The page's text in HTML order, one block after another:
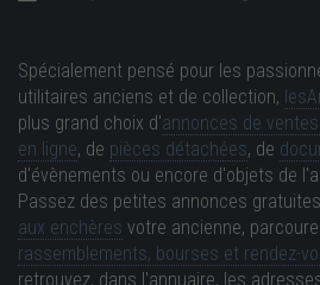
Spécialement pensé pour les
utilitaires anciens et de collection,
plus grand choix d'annonces de
en ligne, de pièces détachées, de
d'évènements ou encore d'objets de
Passez des petites annonces
aux enchères votre ancienne,
rassemblements, bourses et rendez-
retrouvez, dans l'annuaire, les